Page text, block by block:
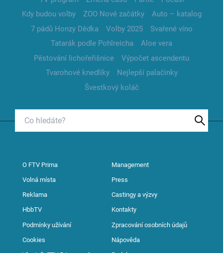
Kdy budou volby
ZOO Nové začátky
Auto – katalog
7 pádů Honzy Dědka
Volby 2025
Svařené víno
Tatarák podle Pohlreicha
Aloe vera
Pěstování lichořeřišnice
Výpočet ascendentu
Tvarohové knedlíky
Nejlepší palačinky
Švestkový koláč
O FTV Prima Management
Volná místa Press
Reklama Castingy a výzvy
HbbTV Kontakty
Podmínky užívání Zpracování osobních údajů
Cookies Nápověda